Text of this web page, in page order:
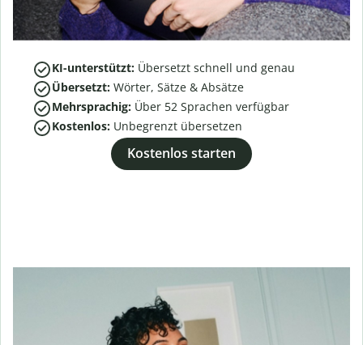
KI-unterstützt: Übersetzt schnell und genau
Übersetzt: Wörter, Sätze & Absätze
Mehrsprachig: Über 52 Sprachen verfügbar
Kostenlos: Unbegrenzt übersetzen
Kostenlos starten